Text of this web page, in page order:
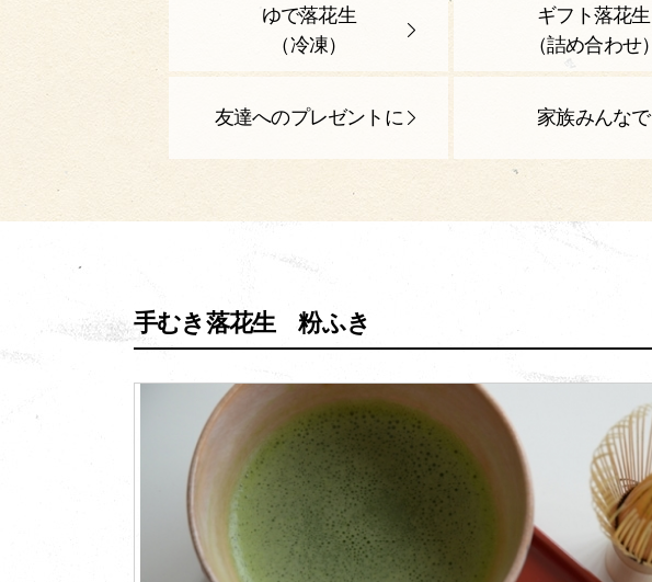
ゆで落花生
（冷凍）
ギフト落花生
（詰め合わせ）
友達へのプレゼントに 家族みんなで
手むき落花生 粉ふき